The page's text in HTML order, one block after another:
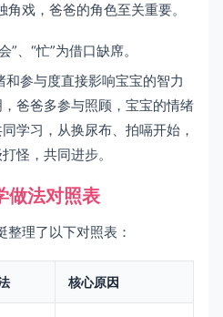
戏，爸爸的角色至关重要。
”、“忙”为借口缺席。
和参与度直接影响宝宝的智力
爸爸多参与照顾，宝宝的情绪
学习，从换尿布、拍嗝开始，
怪，共同进步。
做法对照表
理了以下对照表：
核心原因